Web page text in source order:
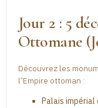
Jour 2 : 5
Ottomane
Découvrez les
l’Empire ottoman :
Palais impérial